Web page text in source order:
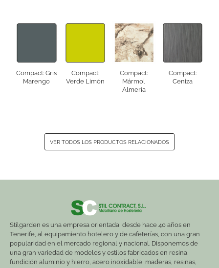
Compact: Gris
Marengo
Compact:
Verde Limón
Compact:
Mármol
Almería
Compact:
Ceniza
VER TODOS LOS PRODUCTOS RELACIONADOS
Stilgarden es una empresa orientada, desde hace 40 años en
Tenerife, al equipamiento hotelero y de cafeterías, con una gran
popularidad en el mercado regional y nacional. Disponemos de
una gran variedad de modelos y estilos fabricados en resina,
fundición aluminio y hierro, acero inoxidable, maderas, resinas,